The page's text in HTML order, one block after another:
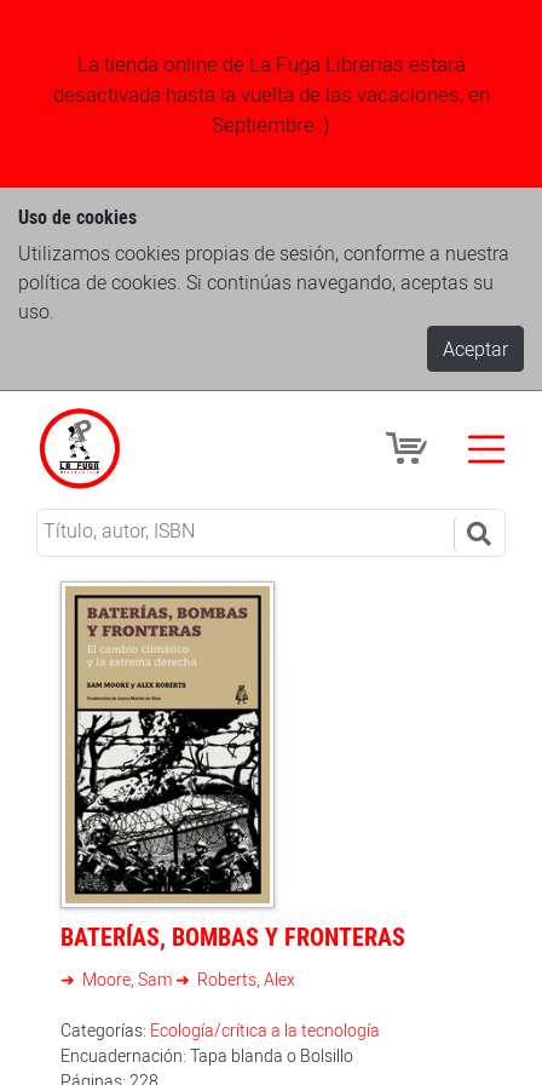
La tienda online de La Fuga Librerias estará
desactivada hasta la vuelta de las vacaciones, en
Septiembre ;)
Uso de cookies
Utilizamos cookies propias de sesión, conforme a nuestra
política de cookies. Si continúas navegando, aceptas su
uso.
Aceptar
BATERÍAS, BOMBAS Y FRONTERAS
Moore, Sam Roberts, Alex
Categorías: Ecología/crítica a la tecnología
Encuadernación: Tapa blanda o Bolsillo